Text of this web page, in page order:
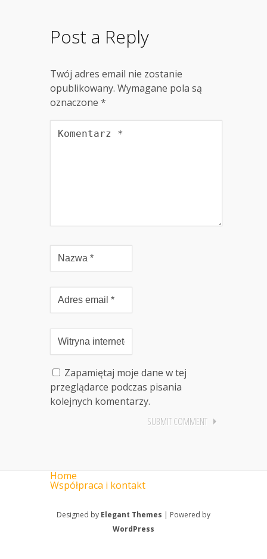
Post a Reply
Twój adres email nie zostanie
opublikowany. Wymagane pola są
oznaczone *
Zapamiętaj moje dane w tej
przeglądarce podczas pisania
kolejnych komentarzy.
Home
Współpraca i kontakt
Designed by Elegant Themes | Powered by
WordPress